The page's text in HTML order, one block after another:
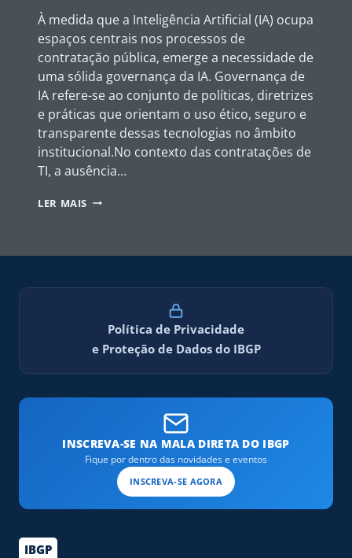
À medida que a Inteligência Artificial (IA) ocupa
espaços centrais nos processos de
contratação pública, emerge a necessidade de
uma sólida governança da IA. Governança de
IA refere-se ao conjunto de políticas, diretrizes
e práticas que orientam o uso ético, seguro e
transparente dessas tecnologias no âmbito
institucional.No contexto das contratações de
TI, a ausência…
LER MAIS GOVERNANÇA
NO
PÚBLICO
Política de Privacidade
e Proteção de Dados do IBGP
INSCREVA-SE NA MALA DIRETA DO IBGP
Fique por dentro das novidades e eventos
INSCREVA-SE AGORA
IBGP